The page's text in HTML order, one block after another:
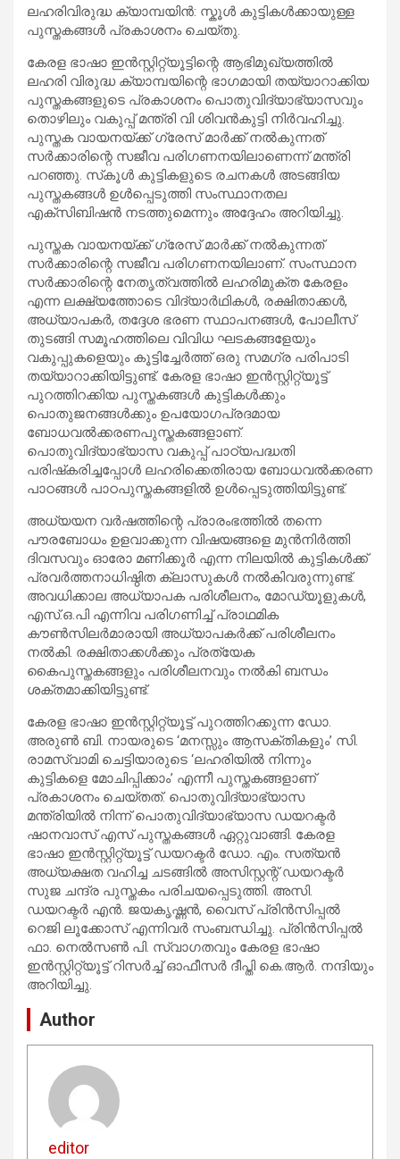
ലഹരിവിരുദ്ധ ക്യാമ്പയിൻ: സ്കൂൾ കുട്ടികൾക്കായുള്ള
പുസ്തകങ്ങൾ പ്രകാശനം ചെയ്തു.
കേരള ഭാഷാ ഇൻസ്റ്റിറ്റ്യൂട്ടിന്റെ ആഭിമുഖ്യത്തിൽ
ലഹരി വിരുദ്ധ ക്യാമ്പയിന്റെ ഭാഗമായി തയ്യാറാക്കിയ
പുസ്തകങ്ങളുടെ പ്രകാശനം പൊതുവിദ്യാഭ്യാസവും
തൊഴിലും വകുപ്പ് മന്ത്രി വി ശിവൻകുട്ടി നിർവഹിച്ചു.
പുസ്തക വായനയ്ക്ക് ഗ്രേസ് മാർക്ക് നൽകുന്നത്
സർക്കാരിന്റെ സജീവ പരിഗണനയിലാണെന്ന് മന്ത്രി
പറഞ്ഞു. സ്‌കൂൾ കുട്ടികളുടെ രചനകൾ അടങ്ങിയ
പുസ്തകങ്ങൾ ഉൾപ്പെടുത്തി സംസ്ഥാനതല
എക്സിബിഷൻ നടത്തുമെന്നും അദ്ദേഹം അറിയിച്ചു.
പുസ്തക വായനയ്ക്ക് ഗ്രേസ് മാർക്ക് നൽകുന്നത്
സർക്കാരിന്റെ സജീവ പരിഗണനയിലാണ്. സംസ്ഥാന
സർക്കാരിന്റെ നേതൃത്വത്തിൽ ലഹരിമുക്ത കേരളം
എന്ന ലക്ഷ്യത്തോടെ വിദ്യാർഥികൾ, രക്ഷിതാക്കൾ,
അധ്യാപകർ, തദ്ദേശ ഭരണ സ്ഥാപനങ്ങൾ, പോലീസ്
തുടങ്ങി സമൂഹത്തിലെ വിവിധ ഘടകങ്ങളേയും
വകുപ്പുകളെയും കൂട്ടിച്ചേർത്ത് ഒരു സമഗ്ര പരിപാടി
തയ്യാറാക്കിയിട്ടുണ്ട്. കേരള ഭാഷാ ഇൻസ്റ്റിറ്റ്യൂട്ട്
പുറത്തിറക്കിയ പുസ്തകങ്ങൾ കുട്ടികൾക്കും
പൊതുജനങ്ങൾക്കും ഉപയോഗപ്രദമായ
ബോധവൽക്കരണപുസ്തകങ്ങളാണ്.
പൊതുവിദ്യാഭ്യാസ വകുപ്പ് പാഠ്യപദ്ധതി
പരിഷ്‌കരിച്ചപ്പോൾ ലഹരിക്കെതിരായ ബോധവൽക്കരണ
പാഠങ്ങൾ പാഠപുസ്തകങ്ങളിൽ ഉൾപ്പെടുത്തിയിട്ടുണ്ട്.
അധ്യയന വർഷത്തിന്റെ പ്രാരംഭത്തിൽ തന്നെ
പൗരബോധം ഉളവാക്കുന്ന വിഷയങ്ങളെ മുൻനിർത്തി
ദിവസവും ഓരോ മണിക്കൂർ എന്ന നിലയിൽ കുട്ടികൾക്ക്
പ്രവർത്തനാധിഷ്ഠിത ക്ലാസുകൾ നൽകിവരുന്നുണ്ട്.
അവധിക്കാല അധ്യാപക പരിശീലനം, മോഡ്യൂളുകൾ, ​
എസ്.ഒ.പി എന്നിവ പരിഗണിച്ച് പ്രാഥമിക
കൗൺസിലർമാരായി അധ്യാപകർക്ക് പരിശീലനം
നൽകി. രക്ഷിതാക്കൾക്കും പ്രത്യേക
കൈപുസ്തകങ്ങളും പരിശീലനവും നൽകി ബന്ധം
ശക്തമാക്കിയിട്ടുണ്ട്.
കേരള ഭാഷാ ഇൻസ്റ്റിറ്റ്യൂട്ട് പുറത്തിറക്കുന്ന ഡോ.
അരുൺ ബി. നായരുടെ ‘മനസ്സും ആസക്തികളും’ സി.
രാമസ്വാമി ചെട്ടിയാരുടെ ‘ലഹരിയിൽ നിന്നും
കുട്ടികളെ മോചിപ്പിക്കാം’ എന്നീ പുസ്തകങ്ങളാണ്
പ്രകാശനം ചെയ്തത്. പൊതുവിദ്യാഭ്യാസ
മന്ത്രിയിൽ നിന്ന് പൊതുവിദ്യാഭ്യാസ ഡയറക്ടർ
ഷാനവാസ് എസ് പുസ്തകങ്ങൾ ഏറ്റുവാങ്ങി. കേരള
ഭാഷാ ഇൻസ്റ്റിറ്റ്യൂട്ട് ഡയറക്ടർ ഡോ. എം. സത്യൻ
അധ്യക്ഷത വഹിച്ച ചടങ്ങിൽ അസിസ്റ്റന്റ് ഡയറക്ടർ
സുജ ചന്ദ്ര പുസ്തകം പരിചയപ്പെടുത്തി. അസി.
ഡയറക്ടർ എൻ. ജയകൃഷ്ണൻ, വൈസ് പ്രിൻസിപ്പൽ
റെജി ലൂക്കോസ് എന്നിവർ സംബന്ധിച്ചു. പ്രിൻസിപ്പൽ
ഫാ. നെൽസൺ പി. സ്വാഗതവും കേരള ഭാഷാ
ഇൻസ്റ്റിറ്റ്യൂട്ട് റിസർച്ച് ഓഫീസർ ദീപ്തി കെ.ആർ. നന്ദിയും
അറിയിച്ചു.
Author
editor